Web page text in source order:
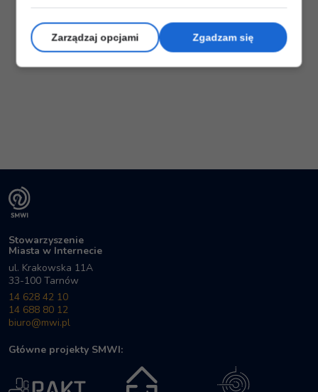
Stowarzyszenie
Miasta w Internecie
ul. Krakowska 11A
33-100 Tarnów
14 628 42 10
14 688 80 12
biuro@mwi.pl
Główne projekty SMWI:
Cyfrowobezpieczni Kometa
Zarządzaj opcjami Zgadzam się